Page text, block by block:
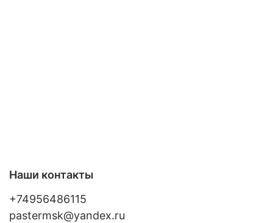
Наши контакты
+74956486115
pastermsk@yandex.ru